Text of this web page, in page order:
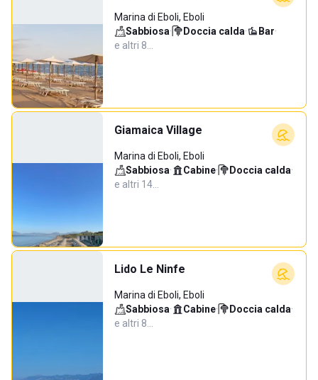
Marina di Eboli, Eboli
Sabbiosa· Doccia calda· Bar·
e altri 8…
Giamaica Village
Marina di Eboli, Eboli
Sabbiosa· Cabine· Doccia calda·
e altri 14…
Lido Le Ninfe
Marina di Eboli, Eboli
Sabbiosa· Cabine· Doccia calda·
e altri 8…